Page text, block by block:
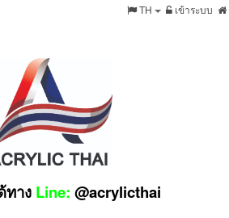
เข้าระบบ
TH
ทางLine: @acrylicthai